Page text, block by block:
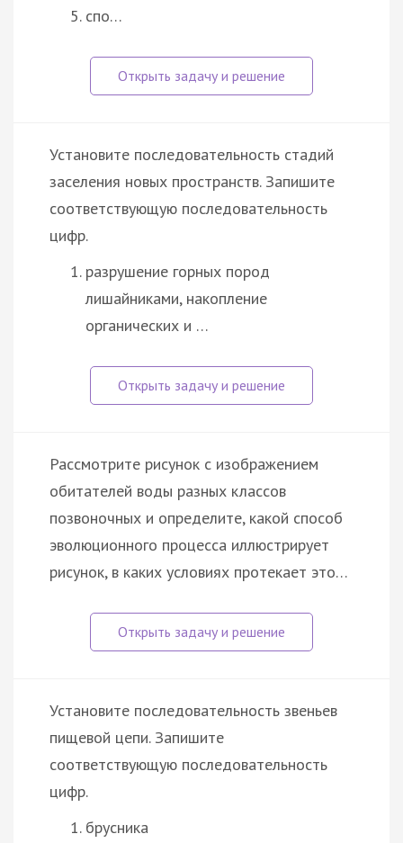
спо…
Установите последовательность стадий
заселения новых пространств. Запишите
соответствующую последовательность
цифр.
разрушение горных пород
лишайниками, накопление
органических и …
Рассмотрите рисунок с изображением
обитателей воды разных классов
позвоночных и определите, какой способ
эволюционного процесса иллюстрирует
рисунок, в каких условиях протекает это…
Установите последовательность звеньев
пищевой цепи. Запишите
соответствующую последовательность
цифр.
брусника